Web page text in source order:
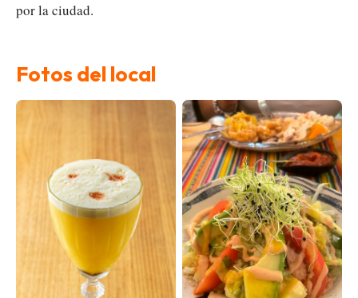
por la ciudad.
Fotos del local